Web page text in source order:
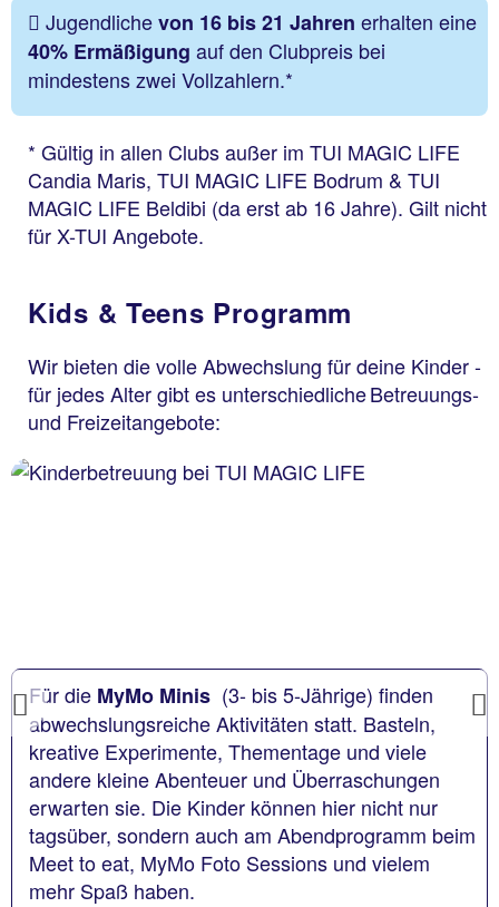
Jugendlichevon 16 bis 21 Jahren erhalten eine
40% Ermäßigung auf den Clubpreis bei
mindestens zwei Vollzahlern.*
* Gültig in allen Clubs außer im TUI MAGIC LIFE
Candia Maris, TUI MAGIC LIFE Bodrum & TUI
MAGIC LIFE Beldibi (da erst ab 16 Jahre). Gilt nicht
für X-TUI Angebote.
Kids & Teens Programm
Wir bieten die volle Abwechslung für deine Kinder -
für jedes Alter gibt es unterschiedliche Betreuungs-
und Freizeitangebote:
Previous
Für die MyMo Minis (3- bis 5-Jährige) finden
abwechslungsreiche Aktivitäten statt. Basteln,
kreative Experimente, Thementage und viele
andere kleine Abenteuer und Überraschungen
erwarten sie. Die Kinder können hier nicht nur
tagsüber, sondern auch am Abendprogramm beim
Meet to eat, MyMo Foto Sessions und vielem
mehr Spaß haben.